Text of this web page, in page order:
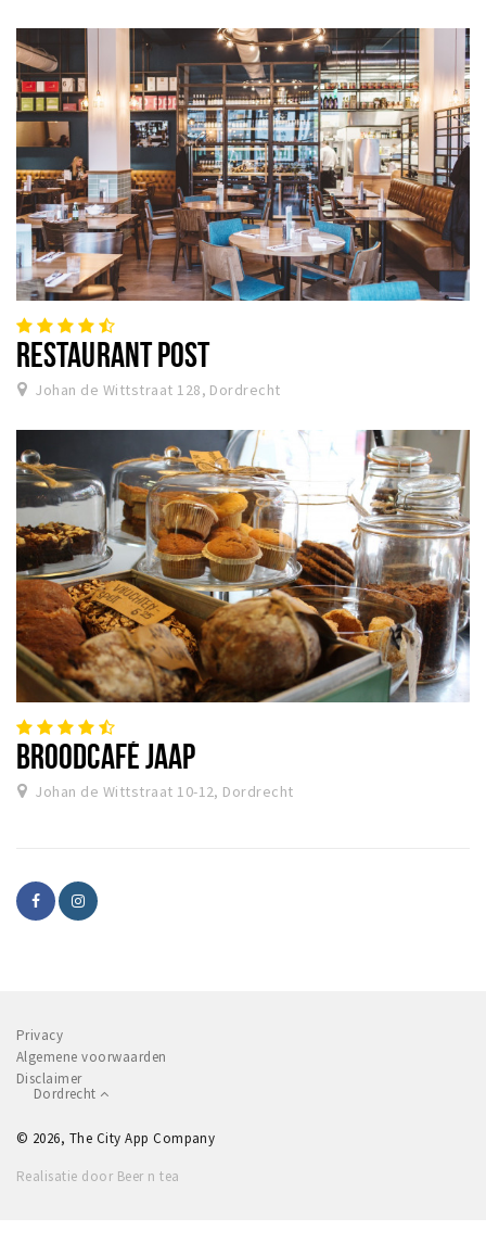
RESTAURANT POST
Johan de Wittstraat 128, Dordrecht
BROODCAFÉ JAAP
Johan de Wittstraat 10-12, Dordrecht
Privacy
Algemene voorwaarden
Disclaimer
Dordrecht
© 2026, The City App Company
Realisatie door Beer n tea